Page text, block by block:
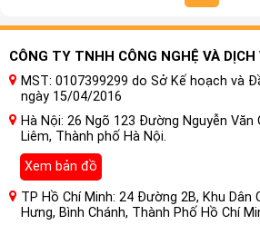
CÔNG TY TNHH CÔNG NGHỆ VÀ
MST: 0107399299 do Sở Kế hoạch và
ngày 15/04/2016
Hà Nội: 26 Ngõ 123 Đường Nguyễn Văn
Liêm, Thành phố Hà Nội.
Xem bản đồ
TP Hồ Chí Minh: 24 Đường 2B, Khu Dân
Hưng, Bình Chánh, Thành Phố Hồ Chí